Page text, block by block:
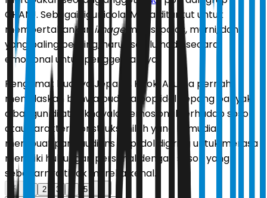
CHAM!. Sebagai figur idola, Mima dituntut untuk
mempertahankan imagemanis, polos, murni, dan
yang paling penting, harus selalu hadir secara
emosional untuk penggemarnya.
Pengamat budaya Jepang, Hiroki Azuma pernah
menjelaskan bahwa budaya pop idol Jepang banyak
dibangun di atas khayalan emosional terhadap sosok
atau karakter. Konstruksi inilah yang kemudian
membuat para audiens pop idol digiring untuk merasa
memiliki hubungan personal dengan sosok yang
sebenarnya tidak mereka kenal.
2 3
5